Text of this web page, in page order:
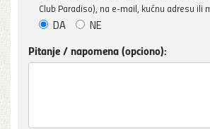
Club Paradiso), na e-mail, kućnu adresu ili
DA NE
Pitanje / napomena (opciono):